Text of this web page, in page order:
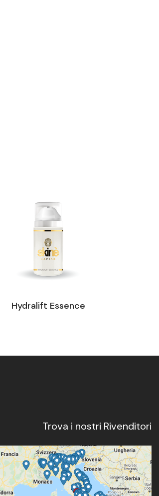
Hydralift Essence
Trova i nostri Rivenditori